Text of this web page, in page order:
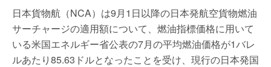
日本貨物航（NCA）は9月1日以降の日本発航空貨物燃油
サーチャージの適用額について、燃油指標価格に用いて
いる米国エネルギー省公表の7月の平均燃油価格が1バレ
ルあたり85.63ドルとなったことを受け、現行の日本発国